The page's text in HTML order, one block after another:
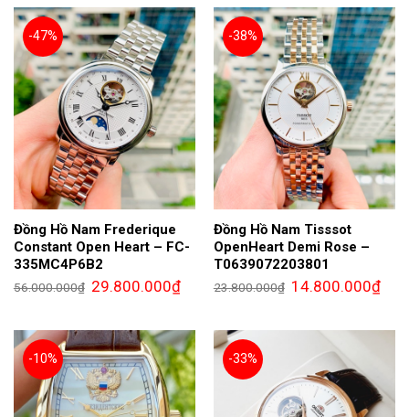
5.900.000₫.
-47%
Đồng Hồ Nam Frederique
Constant Open Heart – FC-
335MC4P6B2
56.000.000₫ Giá
gốc
29.800.000₫Giá
hiện
29.800.000₫.
-38%
Đồng Hồ Nam Tisssot
OpenHeart Demi Rose –
T0639072203801
23.800.000₫ Giá
gốc
14.800.000₫Giá
hiện
-10%
-33%